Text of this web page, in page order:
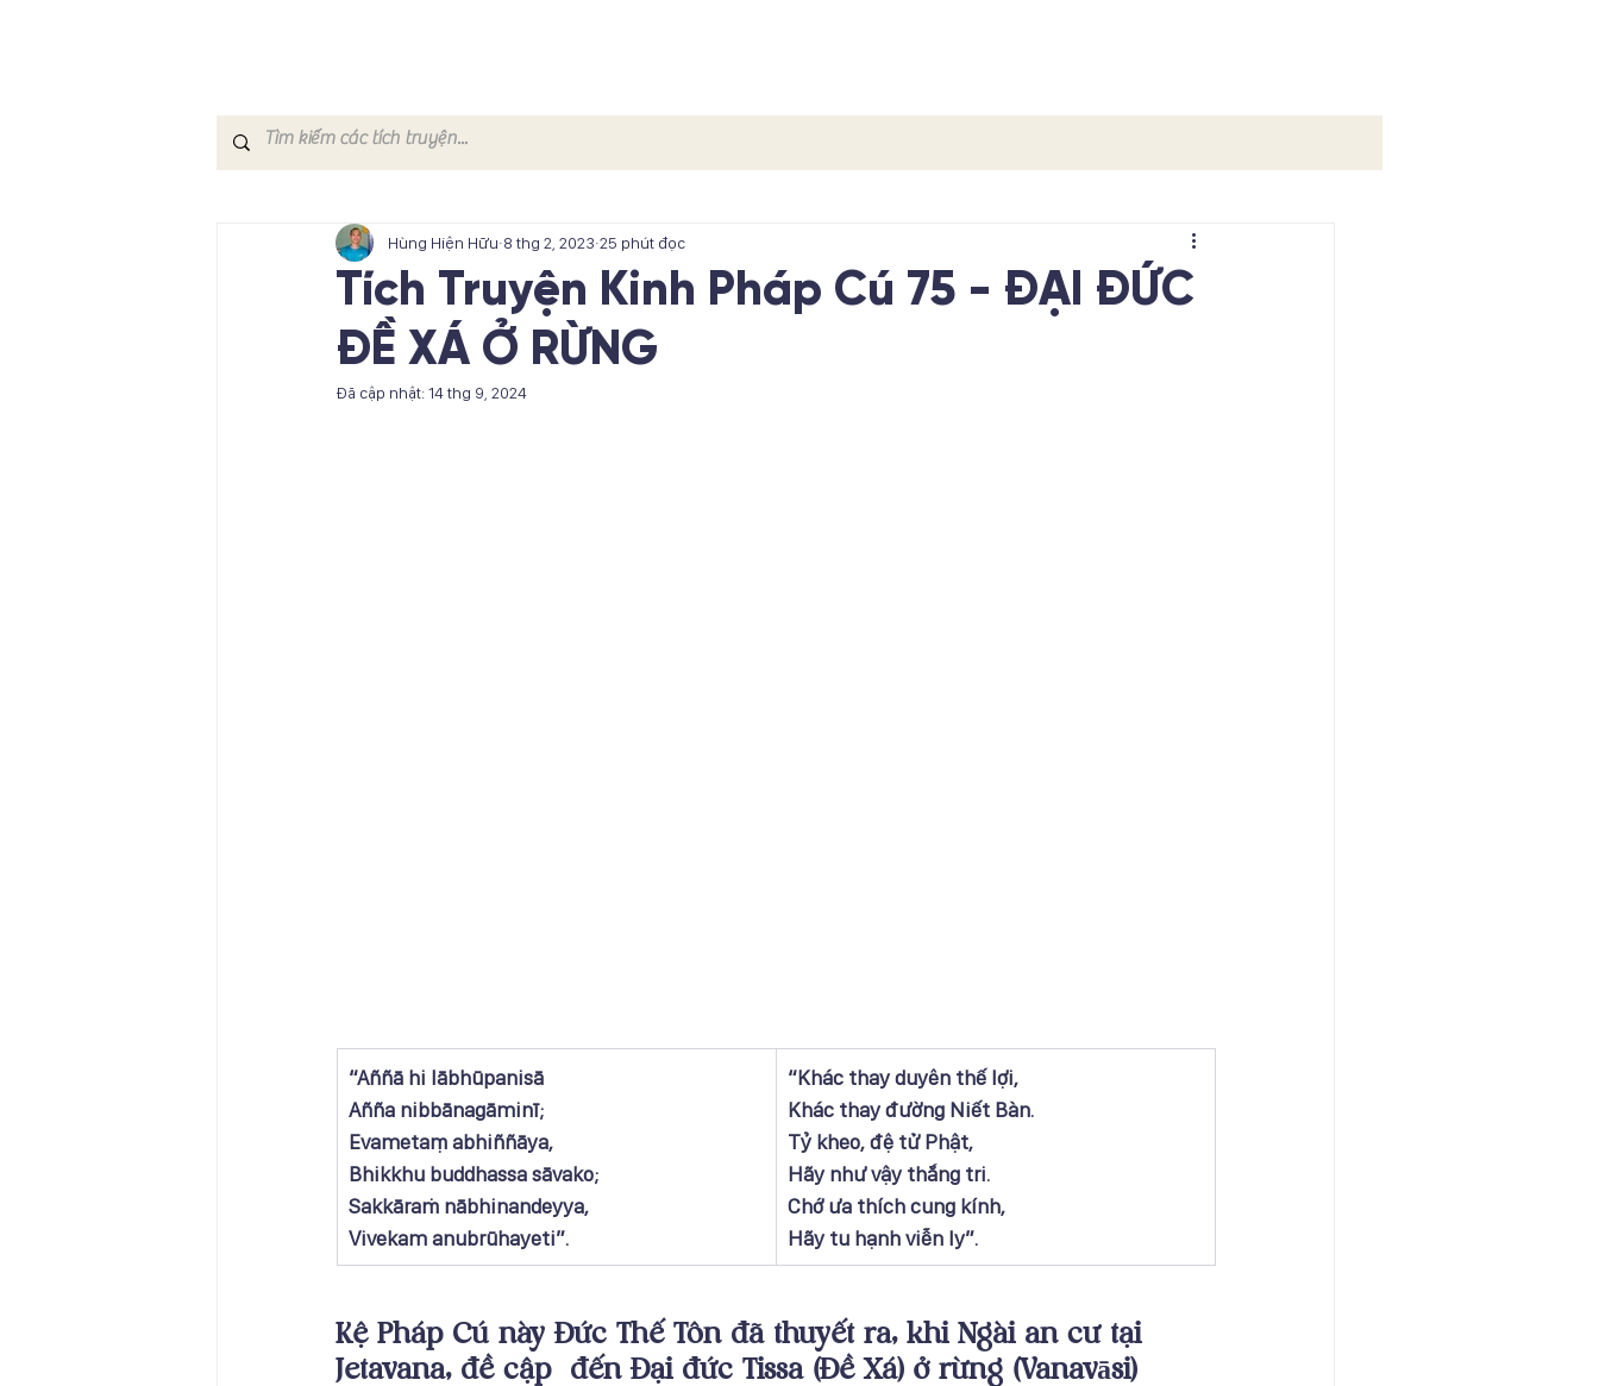
Tích Truyện Kinh Pháp Cú 75 - ĐẠI ĐỨC
ĐỀ XÁ Ở RỪNG
Hùng Hiện Hữu 8 thg 2, 2023 25 phút đọc
Đã cập nhật:14 thg 9, 2024
​“Aññā hi lābhūpanisā
Añña nibbānagāminī;
Evametaṃ abhiññāya,
Bhikkhu buddhassa sāvako;
Sakkāraṁ nābhinandeyya,
Vivekam anubrūhayeti”.
​“Khác thay duyên thế lợi,
Khác thay đường Niết Bàn.
Tỷ kheo, đệ tử Phật,
Hãy như vậy thắng tri.
Chớ ưa thích cung kính,
Hãy tu hạnh viễn ly”.
Kệ Pháp Cú này Đức Thế Tôn đã thuyết ra, khi Ngài an cư tại
Jetavana, đề cập  đến Đại đức Tissa (Đề Xá) ở rừng (Vanavāsi)